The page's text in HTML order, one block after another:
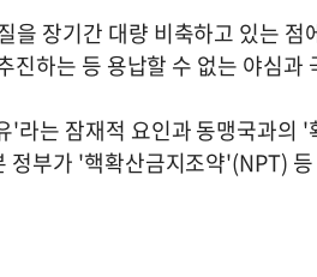
장기간 대량 비축하고 있는 점
하는 등 용납할 수 없는 야심과
는 잠재적 요인과 동맹국과의 '
부가 '핵확산금지조약'(NPT)